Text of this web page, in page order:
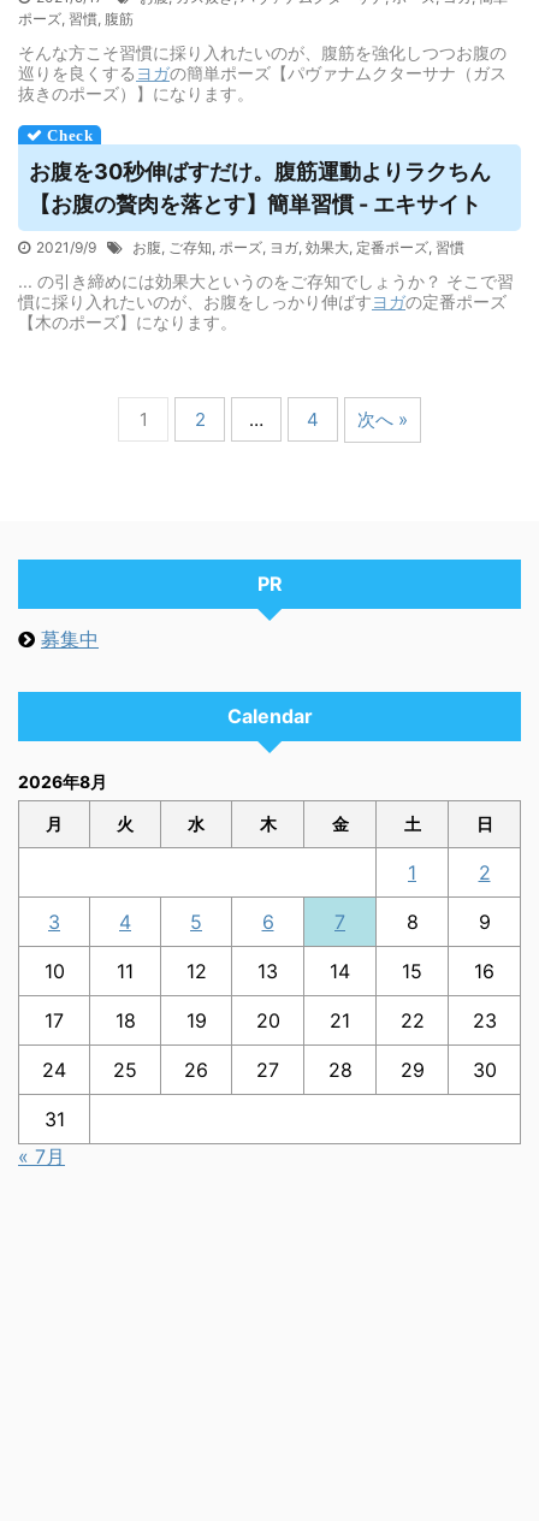
ポーズ, 習慣, 腹筋
そんな方こそ習慣に採り入れたいのが、腹筋を強化しつつお腹の
巡りを良くする ヨガの簡単ポーズ【パヴァナムクターサナ（ガス
抜きのポーズ）】になります。
お腹を30秒伸ばすだけ。腹筋運動よりラクちん
【お腹の贅肉を落とす】簡単習慣 - エキサイト
2021/9/9 お腹, ご存知, ポーズ, ヨガ, 効果大, 定番ポーズ, 習慣
... の引き締めには効果大というのをご存知でしょうか？ そこで習
慣に採り入れたいのが、お腹をしっかり伸ばすヨガの定番ポーズ
【木のポーズ】になります。
1 2 … 4 次へ »
PR
募集中
Calendar
2026年8月
月 火 水 木 金 土 日
1 2
3 4 5 6 7 8 9
10 11 12 13 14 15 16
17 18 19 20 21 22 23
24 25 26 27 28 29 30
31
« 7月